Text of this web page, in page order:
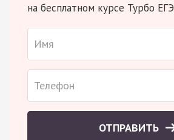
на бесплатном курсе Турбо ЕГЭ
ОТПРАВИТЬ